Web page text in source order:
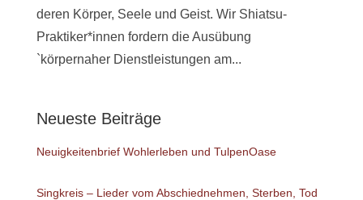
deren Körper, Seele und Geist. Wir Shiatsu-
Praktiker*innen fordern die Ausübung
`körpernaher Dienstleistungen am...
Neueste Beiträge
Neuigkeitenbrief Wohlerleben und TulpenOase
Singkreis – Lieder vom Abschiednehmen, Sterben, Tod